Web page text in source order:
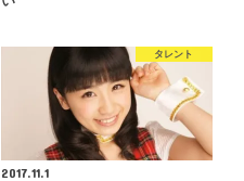
タレント
2017.11.1